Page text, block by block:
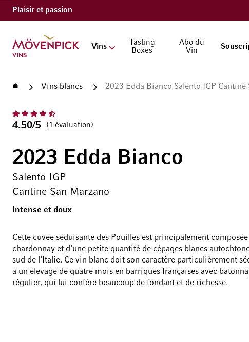
Plaisir et passion
Aller à la page d'accueil
Vins
Tasting
Boxes
Abo du
Vin
Accueil Vins blancs 2023 Edda Bianco Salento IGP Cantine
4.50/5 1 évaluation
2023 Edda Bianco
Salento IGP
Cantine San Marzano
Intense et doux
Cette cuvée séduisante des Pouilles est principalement
chardonnay et d'une petite quantité de cépages blancs
sud de l'Italie. Ce vin blanc doit son caractère particulièrement
à un élevage de quatre mois en barriques françaises avec
régulier, qui lui confère beaucoup de fondant et de richesse.